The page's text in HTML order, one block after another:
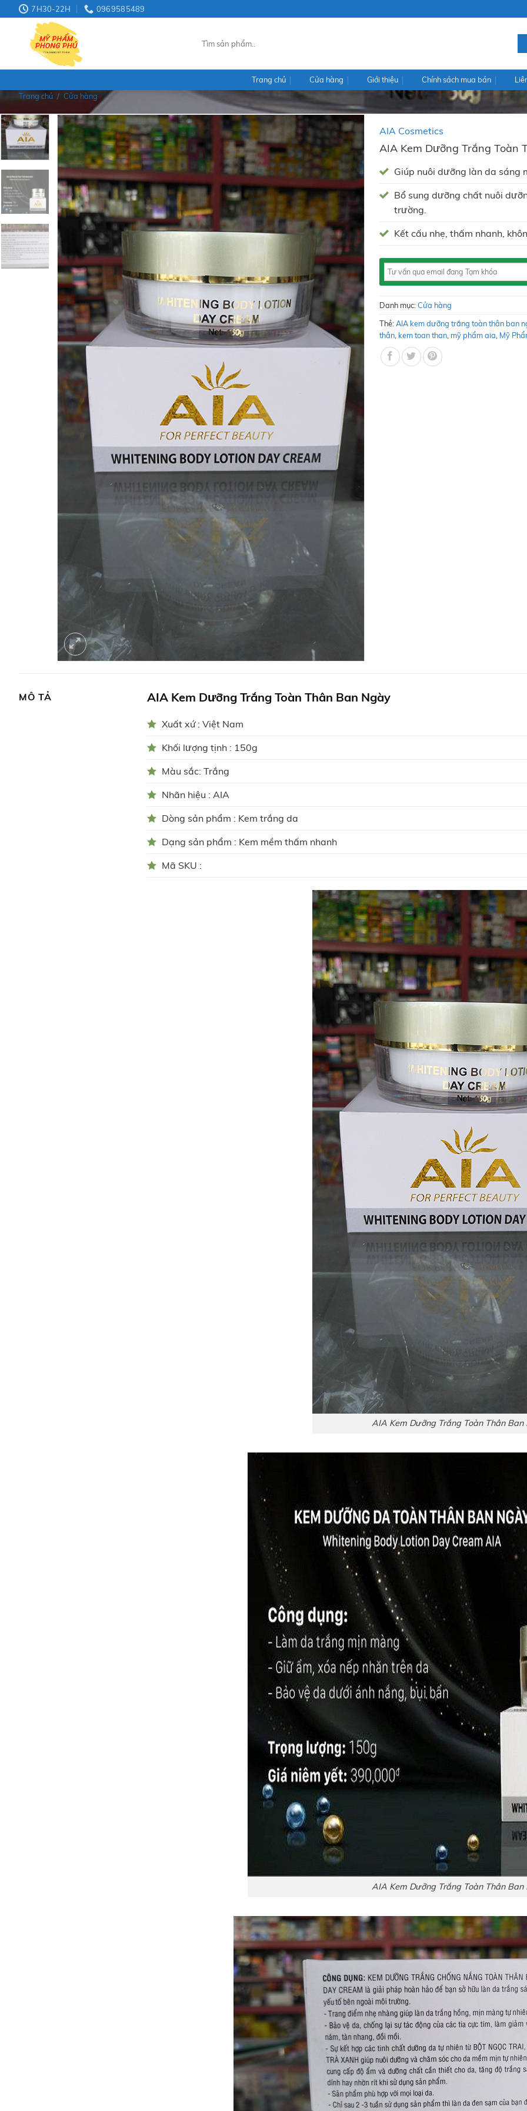
to
content
7H30-22H 0969585489
kiếm:
Trang chủ Cửa hàng Giới thiệu Chính sách mua bán
Trang chủ / Cửa hàng
AIA Cosmetics
AIA Kem Dưỡng Trắng Toàn
Giúp nuôi dưỡng làn da sáng
Bổ sung dưỡng chất nuôi
trường.
Kết cấu nhẹ, thấm nhanh,
Danh mục:Cửa hàng
Thẻ:AIA kem dưỡng trắng toàn thân ban
thân kem toan than mỹ phẩm aia Mỹ
MÔ TẢ AIA Kem Dưỡng Trắng Toàn Thân Ban Ngày
Xuất xứ : Việt Nam
Khối lượng tịnh : 150g
Màu sắc: Trắng
Nhãn hiệu : AIA
Dòng sản phẩm : Kem trắng da
Dạng sản phẩm : Kem mềm thấm nhanh
Mã SKU :
AIA Kem Dưỡng Trắng Toàn Thân Ban
AIA Kem Dưỡng Trắng Toàn Thân Ban